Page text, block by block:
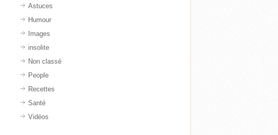
Astuces
Humour
Images
insolite
Non classé
People
Recettes
Santé
Vidéos